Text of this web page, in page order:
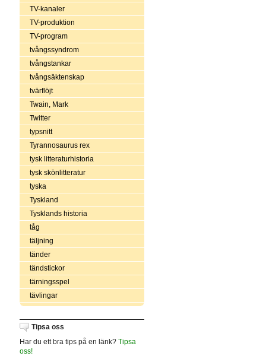
TV-kanaler
TV-produktion
TV-program
tvångssyndrom
tvångstankar
tvångsäktenskap
tvärflöjt
Twain, Mark
Twitter
typsnitt
Tyrannosaurus rex
tysk litteraturhistoria
tysk skönlitteratur
tyska
Tyskland
Tysklands historia
tåg
täljning
tänder
tändstickor
tärningsspel
tävlingar
Tipsa oss
Har du ett bra tips på en länk? Tipsa
oss!